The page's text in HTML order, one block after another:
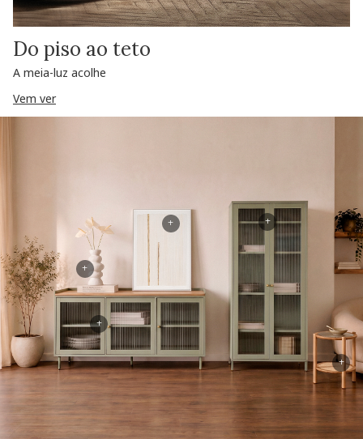
Do piso ao teto
A meia-luz acolhe
Vem ver
+
+
+
+
+